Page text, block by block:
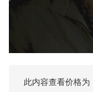
此内容查看价格为